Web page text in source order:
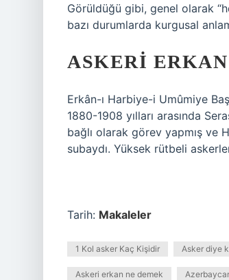
Görüldüğü gibi, genel olarak
bazı durumlarda kurgusal
ASKERI
Erkân-ı Harbiye-i Umûmiye
1880-1908 yılları arasında
bağlı olarak görev yapmış ve
subaydı. Yüksek rütbeli
Tarih: Makaleler
1 Kol asker Kaç Kişidir Asker diye
Askeri erkan ne demek